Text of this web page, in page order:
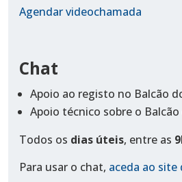
Agendar videochamada
Chat
Apoio ao registo no Balcão
Apoio técnico sobre o
Todos os dias úteis, entre as
Para usar o chat, aceda ao site